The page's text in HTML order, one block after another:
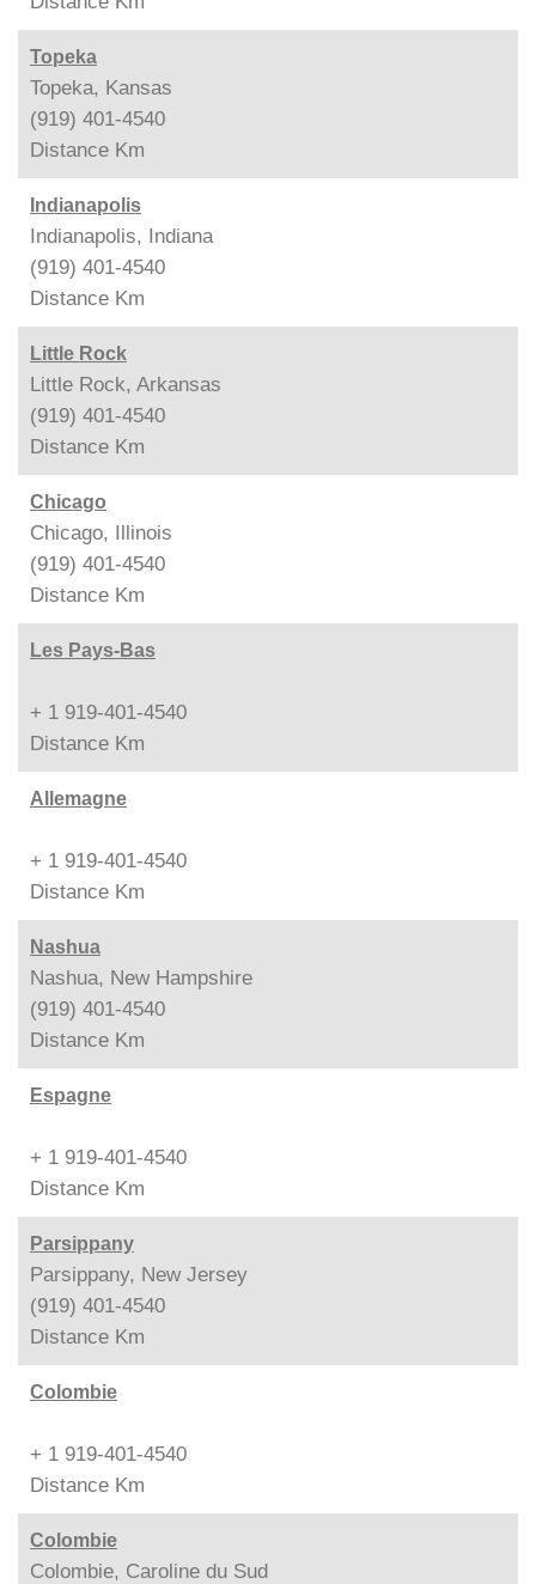
Topeka
Topeka, Kansas
(919) 401-4540
Distance Km
Indianapolis
Indianapolis, Indiana
(919) 401-4540
Distance Km
Little Rock
Little Rock, Arkansas
(919) 401-4540
Distance Km
Chicago
Chicago, Illinois
(919) 401-4540
Distance Km
Les Pays-Bas
+ 1 919-401-4540
Distance Km
Allemagne
+ 1 919-401-4540
Distance Km
Nashua
Nashua, New Hampshire
(919) 401-4540
Distance Km
Espagne
+ 1 919-401-4540
Distance Km
Parsippany
Parsippany, New Jersey
(919) 401-4540
Distance Km
Colombie
+ 1 919-401-4540
Distance Km
Colombie
Colombie, Caroline du Sud